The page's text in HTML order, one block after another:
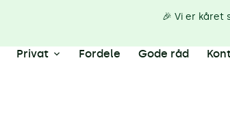
Privat Fordele Gode råd
🎉 Vi er kåret